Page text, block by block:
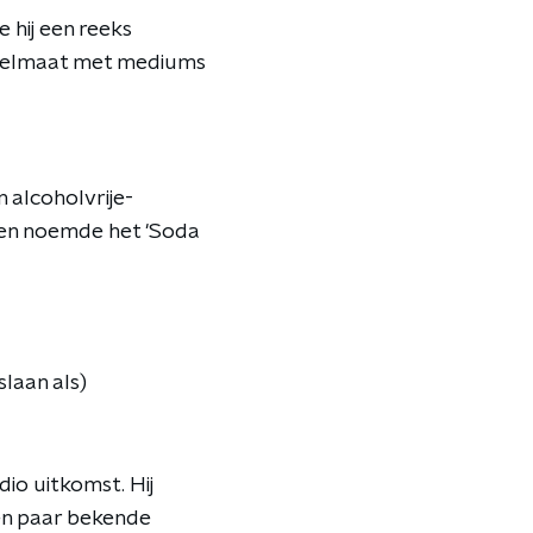
hij een reeks
met mediums
alcoholvrije-
noemde het 'Soda
als)
uitkomst. Hij
paar bekende